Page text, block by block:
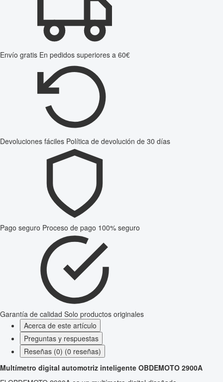
Envío gratis En pedidos superiores a 60€
Devoluciones fáciles Política de devolución de 30 días
Pago seguro Proceso de pago 100% seguro
Garantía de calidad Solo productos originales
Acerca de este artículo
Preguntas y respuestas
Reseñas (0) (0 reseñas)
Multímetro digital automotriz inteligente OBDEMOTO 2900A